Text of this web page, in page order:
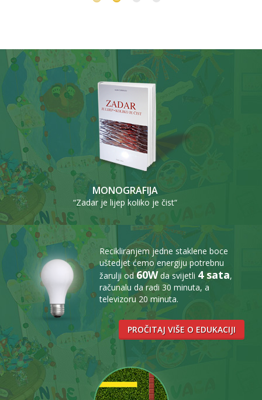
MONOGRAFIJA
“Zadar je lijep koliko je čist“
Recikliranjem jedne staklene boce
uštedjet ćemo energiju potrebnu
žarulji od60Wda svijetli
računalu da radi 30 minuta, a
televizoru 20 minuta.